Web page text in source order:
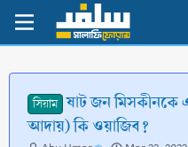
সিয়াম ষাট জন মিসকীনকে
আদায়) কি ওয়াজিব?